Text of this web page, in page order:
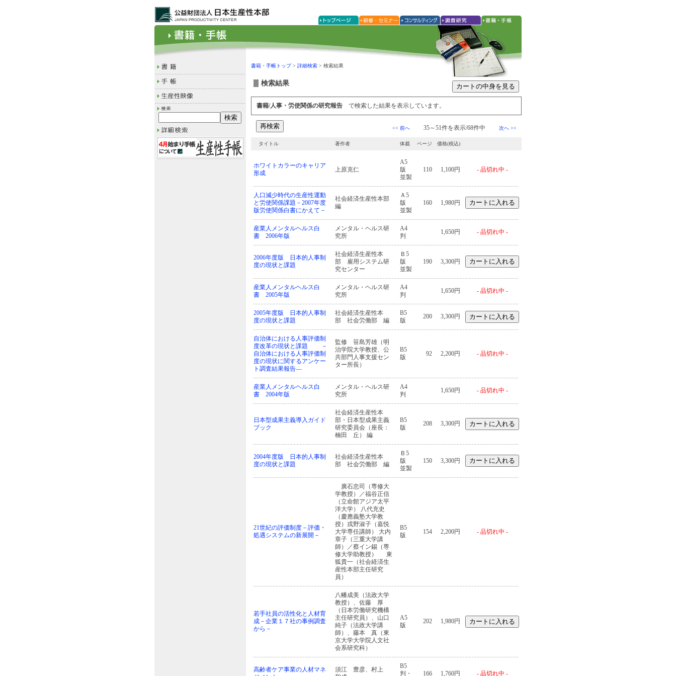
書籍・手帳トップ> 詳細検索 > 検索結果
検索結果
書籍/人事・労使関係の研究報告 で検索した結果を表示しています。
<< 前へ 35～51件を表示/68件中 次へ >>
タイトル 著作者 体裁 ページ 価格(税込)
ホワイトカラーのキャリア
形成
上原克仁
A5
版
並製
110 1,100円 - 品切れ中 -
人口減少時代の生産性運動
と労使関係課題－2007年度
版労使関係白書にかえて－
社会経済生産性本部
編
Ａ5
版
並製
160 1,980円
産業人メンタルヘルス白
書 2006年版
メンタル・ヘルス研
究所
A4
判
1,650円 - 品切れ中 -
2006年度版 日本的人事制
度の現状と課題
社会経済生産性本
部 雇用システム研
究センター
Ｂ5
版
並製
190 3,300円
産業人メンタルヘルス白
書 2005年版
メンタル・ヘルス研
究所
A4
判
1,650円 - 品切れ中 -
2005年度版 日本的人事制
度の現状と課題
社会経済生産性本
部 社会労働部 編
B5
版
200 3,300円
自治体における人事評価制
度改革の現状と課題 －
自治体における人事評価制
度の現状に関するアンケー
ト調査結果報告―
監修 笹島芳雄（明
治学院大学教授、公
共部門人事支援セン
ター所長）
B5
版
92 2,200円 - 品切れ中 -
産業人メンタルヘルス白
書 2004年版
メンタル・ヘルス研
究所
A4
判
1,650円 - 品切れ中 -
日本型成果主義導入ガイド
ブック
社会経済生産性本
部・日本型成果主義
研究委員会（座長：
楠田 丘） 編
B5
版
208 3,300円
2004年度版 日本的人事制
度の現状と課題
社会経済生産性本
部 社会労働部 編
Ｂ5
版
並製
150 3,300円
21世紀の評価制度－評価・
処遇システムの新展開－
廣石忠司（専修大
学教授）／福谷正信
（立命館アジア太平
洋大学） 八代充史
（慶應義塾大学教
授）戎野淑子（嘉悦
大学専任講師） 大内
章子（三重大学講
師）／蔡イン錫（専
修大学助教授） 東
狐貴一（社会経済生
産性本部主任研究
員）
B5
版
154 2,200円 - 品切れ中 -
若手社員の活性化と人材育
成－企業１７社の事例調査
から－
八幡成美（法政大学
教授）、佐藤 厚
（日本労働研究機構
主任研究員）、山口
純子（法政大学講
師）、藤本 真（東
京大学大学院人文社
会系研究科）
A5
版
202 1,980円
高齢者ケア事業の人材マネ
須江 豊彦、村上
B5
判・
166 1,760円 - 品切れ中 -